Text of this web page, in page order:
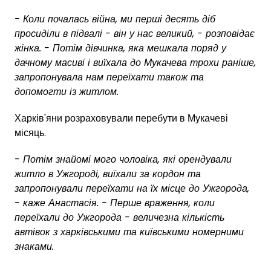
- Коли почалась війна, ми перші десять діб
просиділи в підвалі - він у нас великий, - розповідає
жінка. - Потім дівчинка, яка мешкала поряд у
дачному масиві і виїхала до Мукачева трохи раніше,
запропонувала нам переїхати також та
допомогти із житлом.
Харків'яни розраховували перебути в Мукачеві
місяць.
- Потім знайомі мого чоловіка, які орендували
житло в Ужгороді, виїхали за кордон та
запропонували переїхати на їх місце до Ужгорода,
- каже Анастасія. - Перше враження, коли
переїхали до Ужгорода - величезна кількість
автівок з харківськими та київськими номерними
знаками.